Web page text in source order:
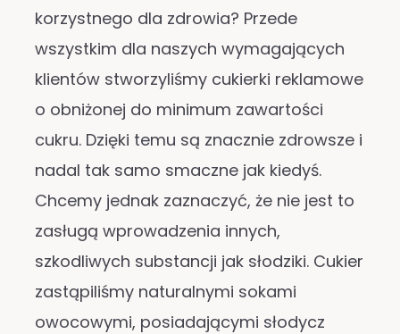
korzystnego dla zdrowia? Przede
wszystkim dla naszych wymagających
klientów stworzyliśmy cukierki reklamowe
o obniżonej do minimum zawartości
cukru. Dzięki temu są znacznie zdrowsze i
nadal tak samo smaczne jak kiedyś.
Chcemy jednak zaznaczyć, że nie jest to
zasługą wprowadzenia innych,
szkodliwych substancji jak słodziki. Cukier
zastąpiliśmy naturalnymi sokami
owocowymi, posiadającymi słodycz